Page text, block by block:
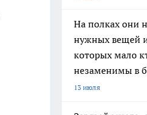
На полках они
нужных вещей
которых мало
незаменимы в
13 июля